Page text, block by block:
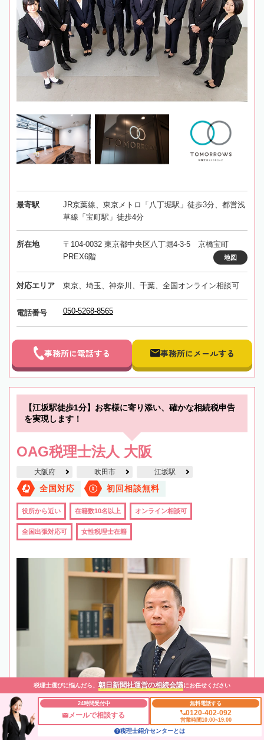
最寄駅
JR京葉線、東京メトロ「八丁堀駅」徒歩3分、都営浅
草線「宝町駅」徒歩4分
所在地
〒104-0032 東京都中央区八丁堀4-3-5 京橋宝町
PREX6階
地図
対応エリア 東京、埼玉、神奈川、千葉、全国オンライン相談可
電話番号 050-5268-8565
事務所に電話する 事務所にメールする
【江坂駅徒歩1分】お客様に寄り添い、確かな相続税申告
を実現します！
OAG税理士法人 大阪
大阪府 吹田市 江坂駅
全国対応 初回相談無料
役所から近い 在籍数10名以上 オンライン相談可
全国出張対応可 女性税理士在籍
税理士選びに悩んだら、 朝日新聞社運営の相続会議にお任せください
24時間受付中
メールで相談する
無料電話する
0120-402-092
営業時間10:00~19:00
税理士紹介センターとは